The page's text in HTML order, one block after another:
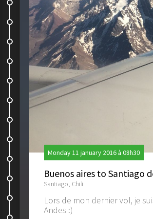
Restaurant
Caldera to Santiago
Repos & Recherches
Santiago to Concepcíon
Concepcíon
Chez la famille de Samuel
Aujourd'hui, c'est atelier cuisine :...
Coelemu to Concepcion
Concepcion
Concepcion to Coelemu
Monday 11 january 2016 à 08h30
Buenos aires to Santiago
Santiago, Chili
Lors de mon dernier vol, je
Andes :)